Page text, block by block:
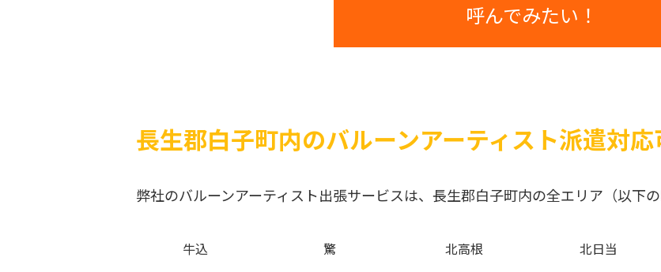
呼んでみたい！
長生郡白子町内のバルーンアーティスト派遣対
弊社のバルーンアーティスト出張サービスは、長生郡白子町内の全エリア（以下の
牛込 驚 北高根 北日当